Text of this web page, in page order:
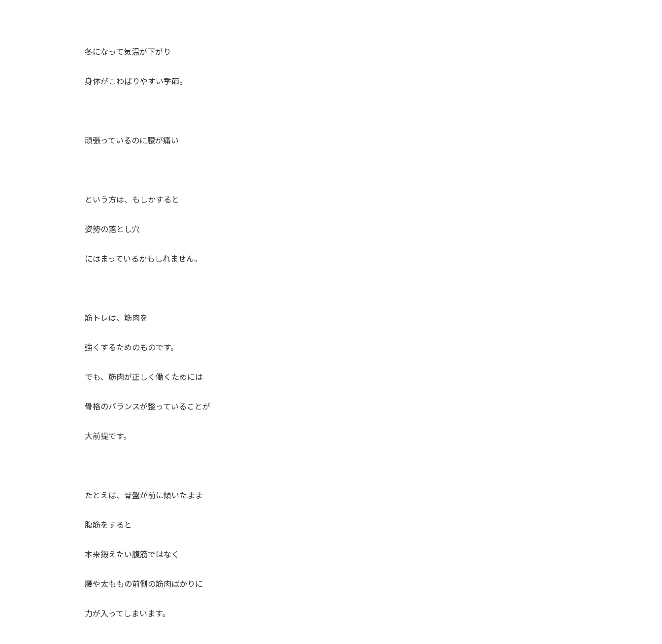
冬になって気温が下がり
身体がこわばりやすい季節。
頑張っているのに腰が痛い
という方は、もしかすると
姿勢の落とし穴
にはまっているかもしれません。
筋トレは、筋肉を
強くするためのものです。
でも、筋肉が正しく働くためには
骨格のバランスが整っていることが
大前提です。
たとえば、骨盤が前に傾いたまま
腹筋をすると
本来鍛えたい腹筋ではなく
腰や太ももの前側の筋肉ばかりに
力が入ってしまいます。